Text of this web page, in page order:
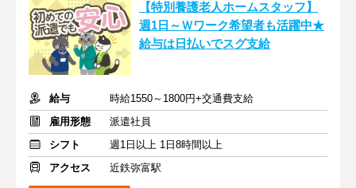
【特別養護老人ホームスタッフ】
週1日～Ｗワーク希望者も活躍中★
給与は日払いでスグ支給
給与
時給1550～1800円+交通費支給
雇用形態
派遣社員
シフト
週1日以上 1日8時間以上
アクセス
近鉄弥富駅